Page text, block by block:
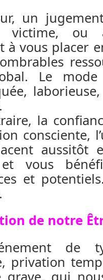
un
victime, ou
à vous placer
Le
la
consciente,
aussitôt
vous
et
de notre
de
privation
grave, qui